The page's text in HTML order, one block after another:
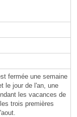
fermée une semaine
le jour de l'an, une
les vacances de
trois premières